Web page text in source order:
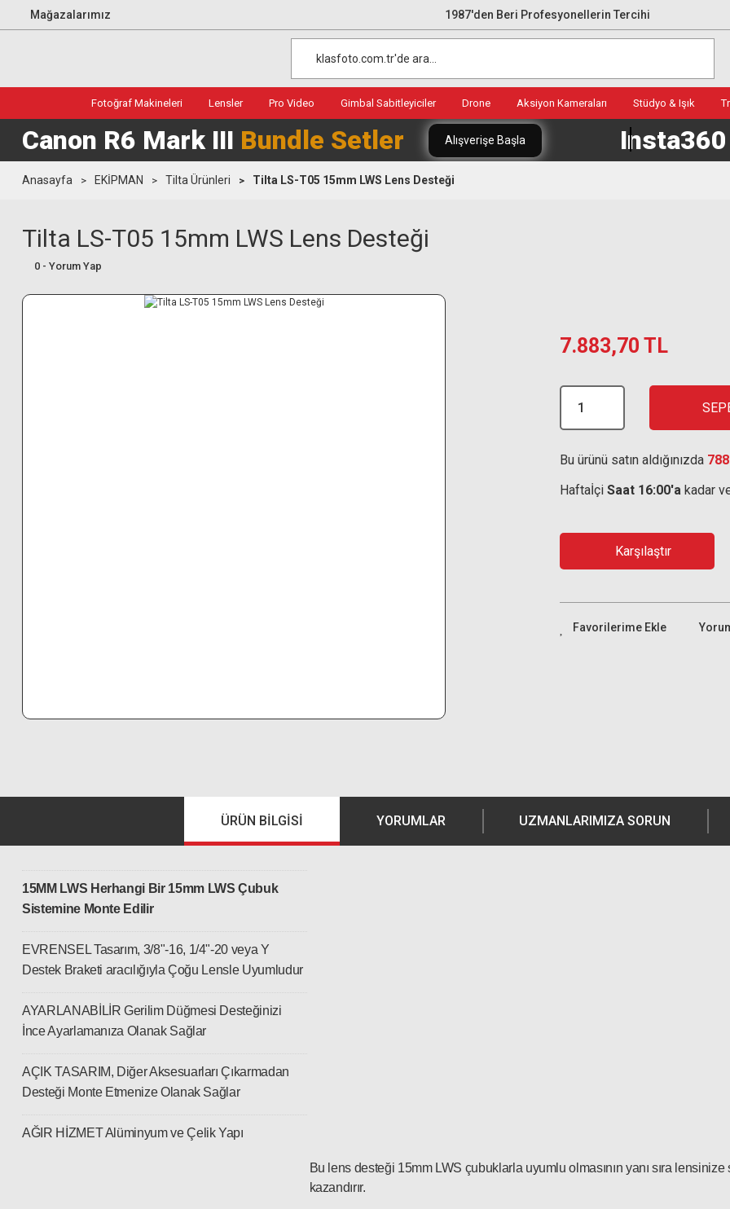
Mağazalarımız 1987'den Beri Profesyonellerin Tercihi
Fotoğraf Makineleri Lensler Pro Video Gimbal Sabitleyiciler Drone Aksiyon Kameraları Stüdyo & Işık
Canon R6 Mark III Bundle Setler Alışverişe Başla Insta360
Anasayfa EKİPMAN Tilta Ürünleri Tilta LS-T05 15mm LWS Lens Desteği
Tilta LS-T05 15mm LWS Lens Desteği
0 - Yorum Yap
7.883,70 TL
Bu ürünü satın aldığınızda
Haftaİçi Saat 16:00'a kadar
Karşılaştır
ÜRÜN BILGISI YORUMLAR UZMANLARIMIZA SORUN
15MM LWS Herhangi Bir 15mm LWS Çubuk
Sistemine Monte Edilir
EVRENSEL Tasarım, 3/8"-16, 1/4"-20 veya Y
Destek Braketi aracılığıyla Çoğu Lensle Uyumludur
AYARLANABİLİR Gerilim Düğmesi Desteğinizi
İnce Ayarlamanıza Olanak Sağlar
AÇIK TASARIM, Diğer Aksesuarları Çıkarmadan
Desteği Monte Etmenize Olanak Sağlar
AĞIR HİZMET Alüminyum ve Çelik Yapı
Bu lens desteği 15mm LWS çubuklarla uyumlu olmasının yanı sıra lensinize
kazandırır.